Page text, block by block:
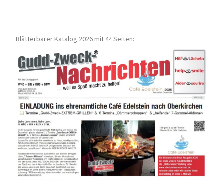
Blätterbarer Katalog 2026 mit 44 Seiten: